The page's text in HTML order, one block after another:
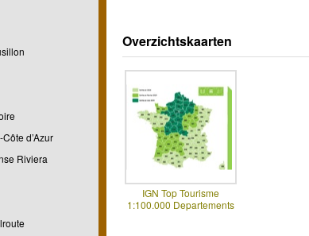
d’Azur
Riviera
Overzichtskaarten
IGN Top Tourisme
1:100.000 Departements